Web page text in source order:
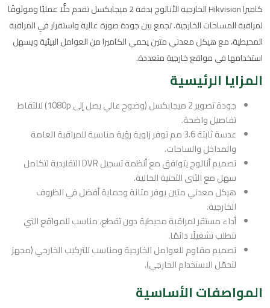
كاميرا Hikvision الخارجية الأنالوج بدقة 2 ميجابكسل تقدم حلًّا عمليًا وموثوقًا
لمراقبة المساحات الخارجية. تجمع بين جودة صورة عالية واستقرار في المراقبة
المحيطية، مع هيكل معدني متين يحمي الكاميرا من العوامل البيئية ويسهل
استخدامها في مواقع خارجية متعددة.
المزايا الرئيسية
جودة تصوير 2 ميجابكسل (وضوح عالي يصل إلى 1080p) لالتقاط
تفاصيل واضحة.
عدسة ثابتة 3.6 مم توفر زاوية رؤية مناسبة للمراقبة العامة
والمداخل والساحات.
تصميم أنالوج يتوافق مع أنظمة تسجيل DVR التقليدية لتكامل
سهل مع البُنى التحتية الحالية.
هيكل معدني متين يوفر متانة وحماية أفضل في الظروف
الخارجية.
أداء مستقر لمراقبة محيطية دون تقطع، مناسب للمواقع التي
تتطلب تشغيلًا دائمًا.
تصميم مقاوم للعوامل الخارجية ومناسب للتركيب الخارجي (مجهز
لتحمّل الاستخدام الخارجي).
المواصفات الأساسية